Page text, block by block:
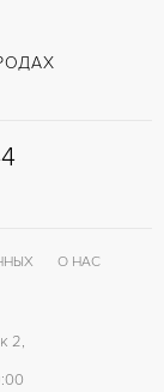
сложности застежка
О НАС
2,